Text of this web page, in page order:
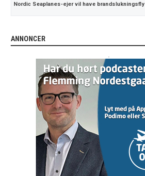
Nordic Seaplanes-ejer vil have brandslukningsfly
ANNONCER